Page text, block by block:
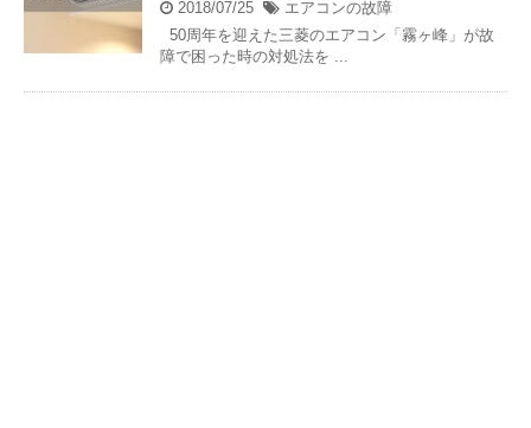
2018/07/25
エアコンの故障
50周年を迎えた三菱のエアコン「霧ヶ峰」が故
障で困った時の対処法を ...